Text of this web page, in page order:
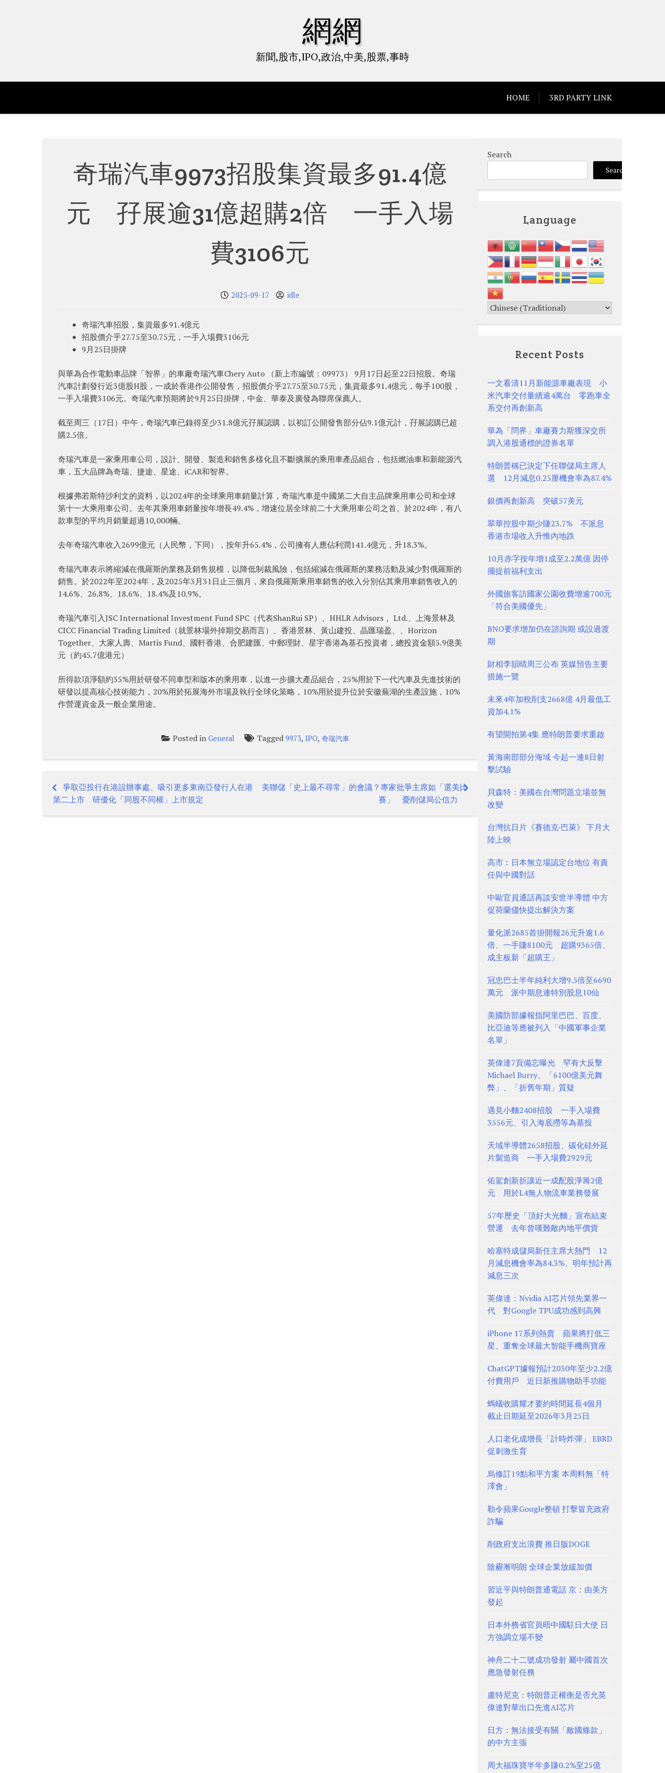
網網
新聞,股市,IPO,政治,中美,股票,事時
HOME 3RD PARTY LINK
奇瑞汽車9973招股集資最多91.4億
元 孖展逾31億超購2倍 一手入場
費3106元
2025-09-17 idle
奇瑞汽車招股，集資最多91.4億元
招股價介乎27.75至30.75元，一手入場費3106元
9月25日掛牌
與華為合作電動車品牌「智界」的車廠奇瑞汽車Chery Auto （新上市編號：09973） 9月17日起至22日招股。奇瑞
汽車計劃發行近3億股H股，一成於香港作公開發售，招股價介乎27.75至30.75元，集資最多91.4億元，每手100股，
一手入場費3106元。奇瑞汽車預期將於9月25日掛牌，中金、華泰及廣發為聯席保薦人。
截至周三（17日）中午，奇瑞汽車已錄得至少31.8億元孖展認購，以初訂公開發售部分佔9.1億元計，孖展認購已超
購2.5倍。
奇瑞汽車是一家乘用車公司，設計、開發、製造和銷售多樣化且不斷擴展的乘用車產品組合，包括燃油車和新能源汽
車，五大品牌為奇瑞、捷途、星途、iCAR和智界。
根據弗若斯特沙利文的資料，以2024年的全球乘用車銷量計算，奇瑞汽車是中國第二大自主品牌乘用車公司和全球
第十一大乘用車公司。去年其乘用車銷量按年增長49.4%，增速位居全球前二十大乘用車公司之首。於2024年，有八
款車型的平均月銷量超過10,000輛。
去年奇瑞汽車收入2699億元（人民幣，下同），按年升65.4%，公司擁有人應佔利潤141.4億元，升18.3%。
奇瑞汽車表示將縮減在俄羅斯的業務及銷售規模，以降低制裁風險，包括縮減在俄羅斯的業務活動及減少對俄羅斯的
銷售。於2022年至2024年，及2025年3月31日止三個月，來自俄羅斯乘用車銷售的收入分別佔其乘用車銷售收入的
14.6%、26.8%、18.6%、18.4%及10.9%。
奇瑞汽車引入JSC International Investment Fund SPC（代表ShanRui SP）、HHLR Advisors， Ltd.、上海景林及
CICC Financial Trading Limited（就景林場外掉期交易而言）、香港景林、黃山建投、晶匯瑞盈、、Horizon
Together、大家人壽、Martis Fund、國軒香港、合肥建匯、中郵理財、星宇香港為基石投資者，總投資金額5.9億美
元（約45.7億港元）
所得款項淨額約35%用於研發不同車型和版本的乘用車，以進一步擴大產品組合，25%用於下一代汽車及先進技術的
研發以提高核心技術能力，20%用於拓展海外市場及執行全球化策略，10%用於提升位於安徽蕪湖的生產設施，10%
作營運資金及一般企業用途。
Posted in General Tagged 9973, IPO, 奇瑞汽車
Post
navigation
爭取亞投行在港設辦事處、吸引更多東南亞發行人在港
第二上市 研優化「同股不同權」上市規定
美聯儲「史上最不尋常」的會議？專家批爭主席如「選美比
賽」 憂削儲局公信力
Search
Search
Language
Recent Posts
一文看清11月新能源車廠表現 小
米汽車交付量續逾4萬台 零跑車全
系交付再創新高
華為「問界」車廠賽力斯獲深交所
調入港股通標的證券名單
特朗普稱已決定下任聯儲局主席人
選 12月減息0.25厘機會率為87.4%
銀價再創新高 突破57美元
翠華控股中期少賺23.7% 不派息
香港市場收入升惟內地跌
10月赤字按年增1成至2.2萬億 因停
擺提前福利支出
外國旅客訪國家公園收費增逾700元
「符合美國優先」
BNO要求增加仍在諮詢期 或設過渡
期
財相李韻晴周三公布 英媒預告主要
措施一覽
未來4年加稅削支2668億 4月最低工
資加4.1%
有望開拍第4集 應特朗普要求重啟
黃海南部部分海域 今起一連8日射
擊試驗
貝森特：美國在台灣問題立場並無
改變
台灣抗日片《賽德克·巴萊》 下月大
陸上映
高市︰日本無立場認定台地位 有責
任與中國對話
中歐官員通話再談安世半導體 中方
促荷蘭儘快提出解決方案
量化派2685首掛開報26元升逾1.6
倍、一手賺8100元 超購9365倍、
成主板新「超購王」
冠忠巴士半年純利大增9.5倍至6690
萬元 派中期息連特別股息10仙
美國防部據報指阿里巴巴、百度、
比亞迪等應被列入「中國軍事企業
名單」
英偉達7頁備忘曝光 罕有大反擊
Michael Burry、「6100億美元舞
弊」、「折舊年期」質疑
遇見小麵2408招股 一手入場費
3556元、引入海底撈等為基投
天域半導體2658招股、碳化硅外延
片製造商 一手入場費2929元
佑駕創新折讓近一成配股淨籌2億
元 用於L4無人物流車業務發展
57年歷史「頂好大光麵」宣布結束
營運 去年曾嘆難敵內地平價貨
哈塞特成儲局新任主席大熱門 12
月減息機會率為84.3%、明年預計再
減息三次
英偉達：Nvidia AI芯片領先業界一
代 對Google TPU成功感到高興
iPhone 17系列熱賣 蘋果將打低三
星、重奪全球最大智能手機商寶座
ChatGPT據報預計2030年至少2.2億
付費用戶 近日新推購物助手功能
螞蟻收購耀才要約時間延長4個月
截止日期延至2026年3月25日
人口老化成增長「計時炸彈」 EBRD
促刺激生育
烏修訂19點和平方案 本周料無「特
澤會」
勒令蘋果Google整頓 打擊冒充政府
詐騙
削政府支出浪費 推日版DOGE
陰霾漸明朗 全球企業放緩加價
習近平與特朗普通電話 京：由美方
發起
日本外務省官員晤中國駐日大使 日
方強調立場不變
神舟二十二號成功發射 屬中國首次
應急發射任務
盧特尼克：特朗普正權衡是否允英
偉達對華出口先進AI芯片
日方：無法接受有關「敵國條款」
的中方主張
周大福珠寶半年多賺0.2%至25億